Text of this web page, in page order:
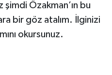
Özakman’ın bu
bir göz atalım. İlginizi
okursunuz.